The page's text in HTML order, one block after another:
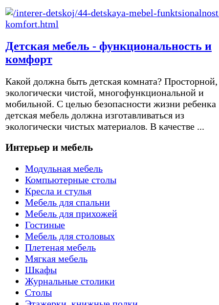
Детская мебель - функциональность и
комфорт
Какой должна быть детская комната? Просторной,
экологически чистой, многофункциональной и
мобильной. С целью безопасности жизни ребенка
детская мебель должна изготавливаться из
экологически чистых материалов. В качестве ...
Интерьер и мебель
Модульная мебель
Компьютерные столы
Кресла и стулья
Мебель для спальни
Мебель для прихожей
Гостиные
Мебель для столовых
Плетеная мебель
Мягкая мебель
Шкафы
Журнальные столики
Столы